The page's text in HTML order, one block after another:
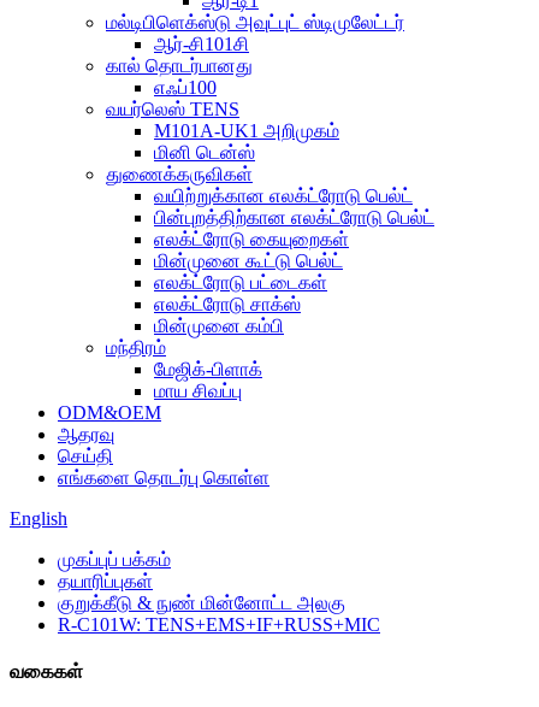
மல்டிபிளெக்ஸ்டு அவுட்புட் ஸ்டிமுலேட்டர்
ஆர்-சி101சி
கால் தொடர்பானது
எஃப்100
வயர்லெஸ் TENS
M101A-UK1 அறிமுகம்
மினி டென்ஸ்
துணைக்கருவிகள்
வயிற்றுக்கான எலக்ட்ரோடு பெல்ட்
பின்புறத்திற்கான எலக்ட்ரோடு பெல்ட்
எலக்ட்ரோடு கையுறைகள்
மின்முனை கூட்டு பெல்ட்
எலக்ட்ரோடு பட்டைகள்
எலக்ட்ரோடு சாக்ஸ்
மின்முனை கம்பி
மந்திரம்
மேஜிக்-பிளாக்
மாய சிவப்பு
ODM&OEM
ஆதரவு
செய்தி
எங்களை தொடர்பு கொள்ள
English
முகப்புப் பக்கம்
தயாரிப்புகள்
குறுக்கீடு & நுண் மின்னோட்ட அலகு
R-C101W: TENS+EMS+IF+RUSS+MIC
வகைகள்